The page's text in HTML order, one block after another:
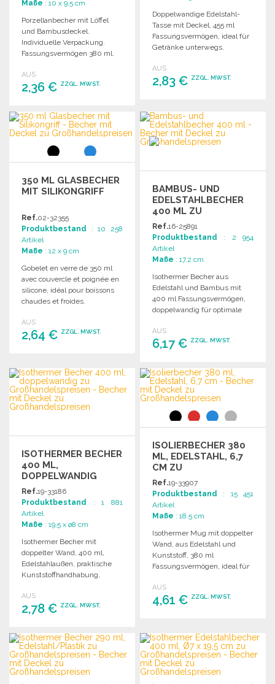
Maße : 10 x 9.5 cm
Porzellanbecher mit Löffel
und Bambusdeckel.
Individuelle Verpackung.
Fassungsvermögen 380 ml.
spülmaschinenfest.
AUS
2,36 € ZZGL. MWST.
BESTELLEN
Angebot anfordern
Doppelwandige Edelstahl-
Tasse mit Deckel, 455 ml
Fassungsvermögen, ideal für
Getränke unterwegs.
AUS
2,83 € ZZGL. MWST.
Angebot anfordern
350 ML GLASBECHER
MIT SILIKONGRIFF
Ref.02-32355
Produktbestand : 10 258
Artikel
Maße : 12 x 9 cm
Gobelet en verre de 350 ml
avec couvercle et poignée en
silicone, idéal pour boissons
chaudes et froides.
AUS
2,64 € ZZGL. MWST.
Angebot anfordern
BAMBUS- UND
EDELSTAHLBECHER
400 ML ZU
GROSSHANDELSPREISEN
Ref.16-25891
Produktbestand : 2 954
Artikel
Maße : 17.2 cm
Isothermer Becher aus
Edelstahl und Bambus mit
400 ml Fassungsvermögen,
doppelwandig für optimale
AUS
6,17 € ZZGL. MWST.
BESTELLEN
Angebot anfordern
ISOTHERMER BECHER
400 ML,
DOPPELWANDIG
Ref.19-33186
Produktbestand : 1 881
Artikel
Maße : 19,5 x ø8 cm
Isothermer Becher mit
doppelter Wand, 400 ml,
Edelstahlaußen, praktische
Kunststoffhandhabung,
unterwegs.
AUS
2,78 € ZZGL. MWST.
BESTELLEN
Angebot anfordern
ISOLIERBECHER 380
ML, EDELSTAHL, 6,7
CM ZU
GROSSHANDELSPREISEN
Ref.19-33907
Produktbestand : 15 451
Artikel
Maße : 18.5 cm
Isothermer Mug mit doppelter
Wand, aus Edelstahl und
Kunststoff, 380 ml
Fassungsvermögen, ideal für
AUS
4,61 € ZZGL. MWST.
Angebot anfordern